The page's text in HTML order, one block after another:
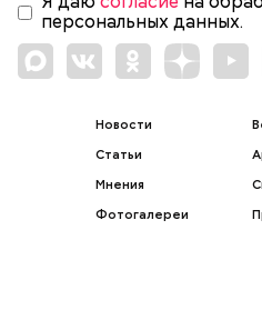
персональных данных.
Новости
Статьи
Мнения
Фотогалереи